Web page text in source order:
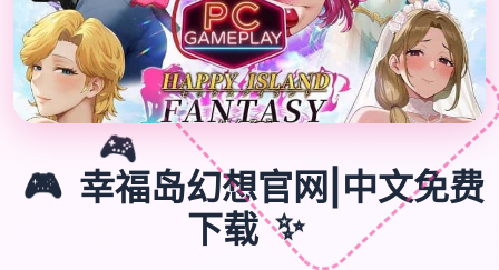
🎮
🎮 幸福岛幻想官网|中文免费
下载 ✨